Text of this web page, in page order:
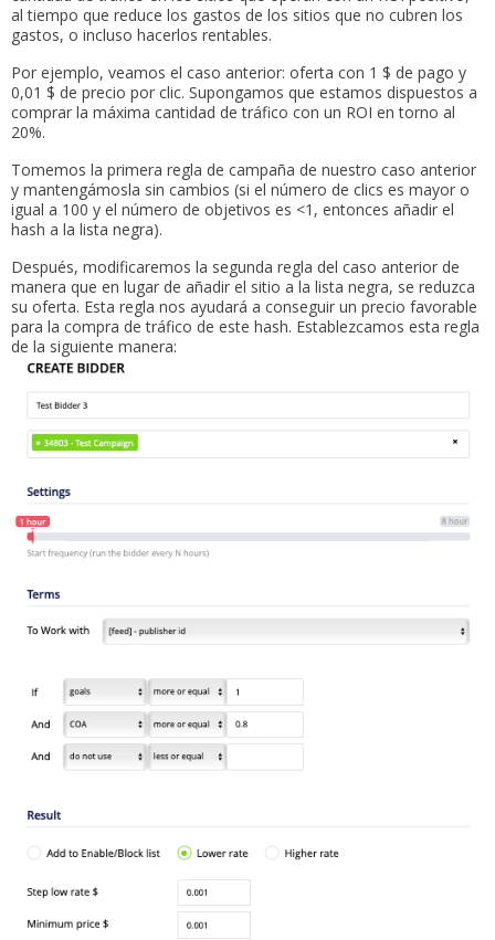
al tiempo que reduce los gastos de los sitios que no cubren los
gastos, o incluso hacerlos rentables.
Por ejemplo, veamos el caso anterior: oferta con 1 $ de pago y
0,01 $ de precio por clic. Supongamos que estamos dispuestos a
comprar la máxima cantidad de tráfico con un ROI en torno al
20%.
Tomemos la primera regla de campaña de nuestro caso anterior
y mantengámosla sin cambios (si el número de clics es mayor o
igual a 100 y el número de objetivos es <1, entonces añadir el
hash a la lista negra).
Después, modificaremos la segunda regla del caso anterior de
manera que en lugar de añadir el sitio a la lista negra, se reduzca
su oferta. Esta regla nos ayudará a conseguir un precio favorable
para la compra de tráfico de este hash. Establezcamos esta regla
de la siguiente manera: